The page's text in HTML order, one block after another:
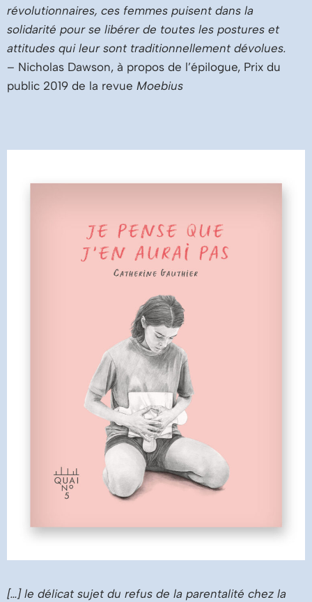
révolutionnaires, ces femmes puisent dans la
solidarité pour se libérer de toutes les postures et
attitudes qui leur sont traditionnellement dévolues.
– Nicholas Dawson, à propos de l’épilogue, Prix du
public 2019 de la revue Moebius
[…] le délicat sujet du refus de la parentalité chez la